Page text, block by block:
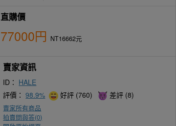
直購價
77000円 NT16662元
賣家資訊
ID： HALE
評價：98.9% 好評 (760) 差評 (8)
賣家所有商品
拍賣問與答(0)